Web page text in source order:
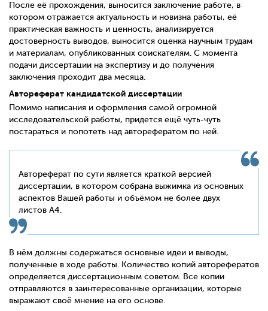
После её прохождения, выносится заключение работе, в
котором отражается актуальность и новизна работы, её
практическая важность и ценность, анализируется
достоверность выводов, выносится оценка научным трудам
и материалам, опубликованных соискателям. С момента
подачи диссертации на экспертизу и до получения
заключения проходит два месяца.
Автореферат кандидатской диссертации
Помимо написания и оформления самой огромной
исследовательской работы, придется ещё чуть-чуть
постараться и попотеть над авторефератом по ней.
Автореферат по сути является краткой версией
диссертации, в котором собрана выжимка из основных
аспектов Вашей работы и объёмом не более двух
листов А4.
В нём должны содержаться основные идеи и выводы,
полученные в ходе работы. Количество копий авторефератов
определяется диссертационным советом. Все копии
отправляются в заинтересованные организации, которые
выражают своё мнение на его основе.